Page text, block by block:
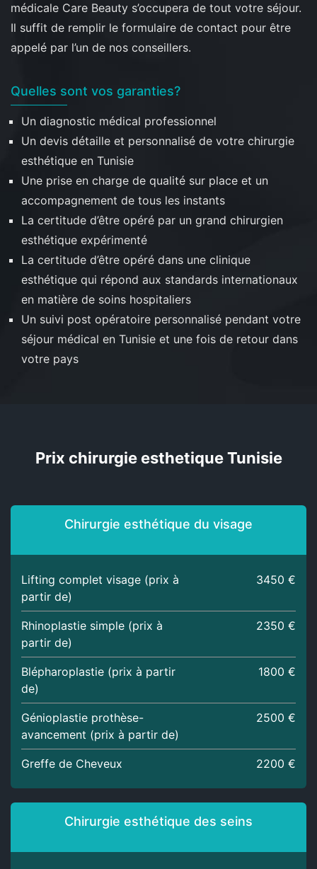
médicale Care Beauty s’occupera de tout votre séjour.
Il suffit de remplir le formulaire de contact pour être
appelé par l’un de nos conseillers.
Quelles sont vos garanties?
Un diagnostic médical professionnel
Un devis détaille et personnalisé de votre chirurgie
esthétique en Tunisie
Une prise en charge de qualité sur place et un
accompagnement de tous les instants
La certitude d’être opéré par un grand chirurgien
esthétique expérimenté
La certitude d’être opéré dans une clinique
esthétique qui répond aux standards internationaux
en matière de soins hospitaliers
Un suivi post opératoire personnalisé pendant votre
séjour médical en Tunisie et une fois de retour dans
votre pays
Prix chirurgie esthetique Tunisie
Chirurgie esthétique du visage
Lifting complet visage (prix à
partir de)
3450 €
Rhinoplastie simple (prix à
partir de)
2350 €
Blépharoplastie (prix à partir
de)
1800 €
Génioplastie prothèse-
avancement (prix à partir de)
2500 €
Greffe de Cheveux 2200 €
Chirurgie esthétique des seins